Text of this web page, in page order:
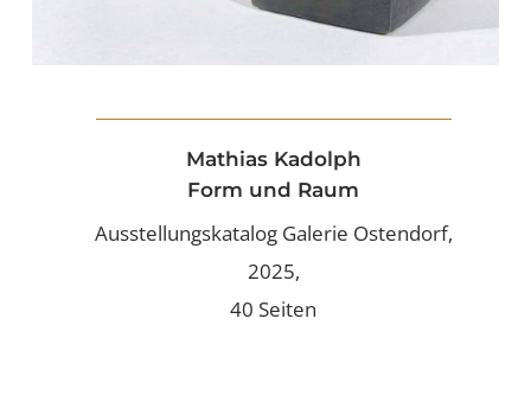
Mathias Kadolph
Form und Raum
Ausstellungskatalog Galerie Ostendorf,
2025,
40 Seiten